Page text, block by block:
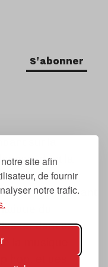
site afin
de fournir
notre trafic.
S'abonner
sur la
dont la
», « suivant
du
tendances
la musique
hop, et des